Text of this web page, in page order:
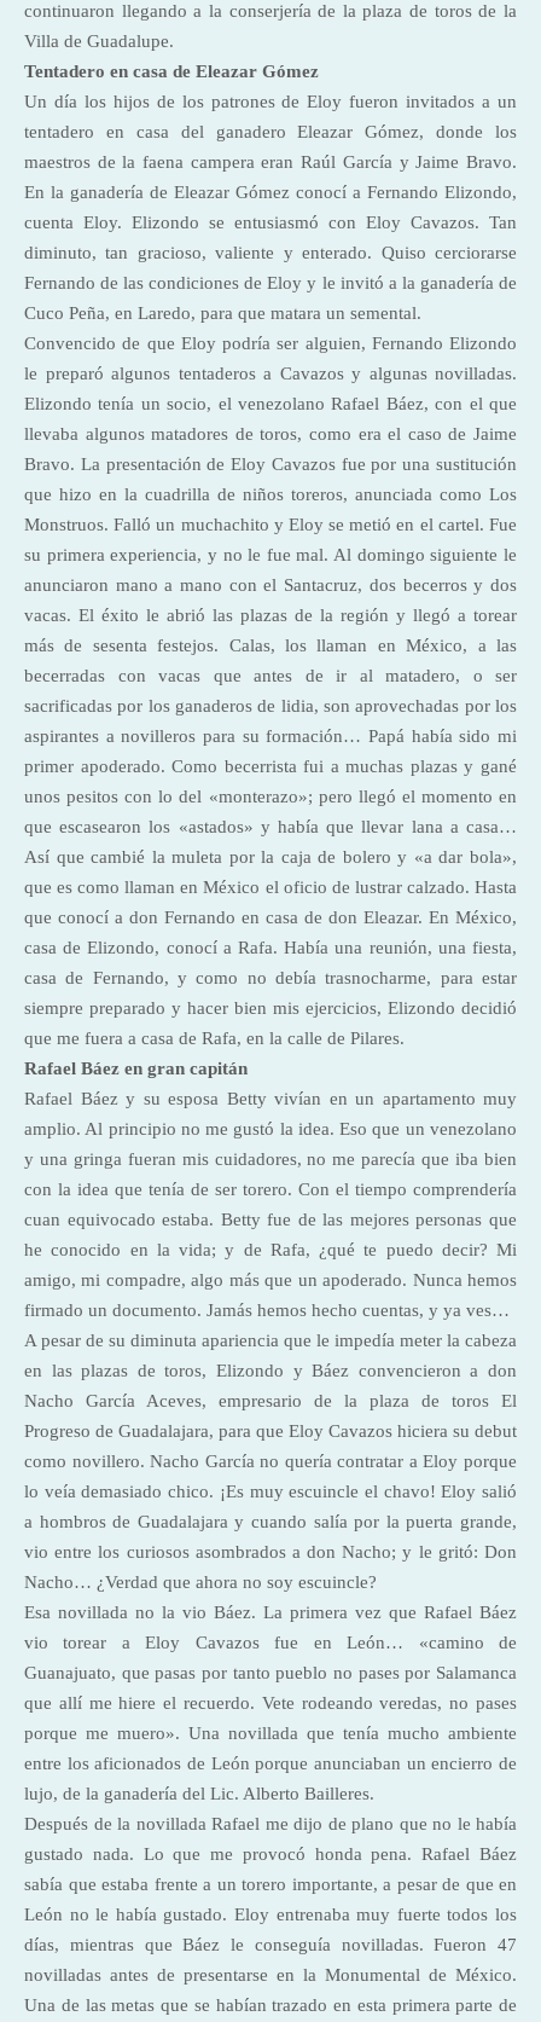
continuaron llegando a la conserjería de la plaza de toros de la
Villa de Guadalupe.
Tentadero en casa de Eleazar Gómez
Un día los hijos de los patrones de Eloy fueron invitados a un
tentadero en casa del ganadero Eleazar Gómez, donde los
maestros de la faena campera eran Raúl García y Jaime Bravo.
En la ganadería de Eleazar Gómez conocí a Fernando Elizondo,
cuenta Eloy. Elizondo se entusiasmó con Eloy Cavazos. Tan
diminuto, tan gracioso, valiente y enterado. Quiso cerciorarse
Fernando de las condiciones de Eloy y le invitó a la ganadería de
Cuco Peña, en Laredo, para que matara un semental.
Convencido de que Eloy podría ser alguien, Fernando Elizondo
le preparó algunos tentaderos a Cavazos y algunas novilladas.
Elizondo tenía un socio, el venezolano Rafael Báez, con el que
llevaba algunos matadores de toros, como era el caso de Jaime
Bravo. La presentación de Eloy Cavazos fue por una sustitución
que hizo en la cuadrilla de niños toreros, anunciada como Los
Monstruos. Falló un muchachito y Eloy se metió en el cartel. Fue
su primera experiencia, y no le fue mal. Al domingo siguiente le
anunciaron mano a mano con el Santacruz, dos becerros y dos
vacas. El éxito le abrió las plazas de la región y llegó a torear
más de sesenta festejos. Calas, los llaman en México, a las
becerradas con vacas que antes de ir al matadero, o ser
sacrificadas por los ganaderos de lidia, son aprovechadas por los
aspirantes a novilleros para su formación… Papá había sido mi
primer apoderado. Como becerrista fui a muchas plazas y gané
unos pesitos con lo del «monterazo»; pero llegó el momento en
que escasearon los «astados» y había que llevar lana a casa…
Así que cambié la muleta por la caja de bolero y «a dar bola»,
que es como llaman en México el oficio de lustrar calzado. Hasta
que conocí a don Fernando en casa de don Eleazar. En México,
casa de Elizondo, conocí a Rafa. Había una reunión, una fiesta,
casa de Fernando, y como no debía trasnocharme, para estar
siempre preparado y hacer bien mis ejercicios, Elizondo decidió
que me fuera a casa de Rafa, en la calle de Pilares.
Rafael Báez en gran capitán
Rafael Báez y su esposa Betty vivían en un apartamento muy
amplio. Al principio no me gustó la idea. Eso que un venezolano
y una gringa fueran mis cuidadores, no me parecía que iba bien
con la idea que tenía de ser torero. Con el tiempo comprendería
cuan equivocado estaba. Betty fue de las mejores personas que
he conocido en la vida; y de Rafa, ¿qué te puedo decir? Mi
amigo, mi compadre, algo más que un apoderado. Nunca hemos
firmado un documento. Jamás hemos hecho cuentas, y ya ves…
A pesar de su diminuta apariencia que le impedía meter la cabeza
en las plazas de toros, Elizondo y Báez convencieron a don
Nacho García Aceves, empresario de la plaza de toros El
Progreso de Guadalajara, para que Eloy Cavazos hiciera su debut
como novillero. Nacho García no quería contratar a Eloy porque
lo veía demasiado chico. ¡Es muy escuincle el chavo! Eloy salió
a hombros de Guadalajara y cuando salía por la puerta grande,
vio entre los curiosos asombrados a don Nacho; y le gritó: Don
Nacho… ¿Verdad que ahora no soy escuincle?
Esa novillada no la vio Báez. La primera vez que Rafael Báez
vio torear a Eloy Cavazos fue en León… «camino de
Guanajuato, que pasas por tanto pueblo no pases por Salamanca
que allí me hiere el recuerdo. Vete rodeando veredas, no pases
porque me muero». Una novillada que tenía mucho ambiente
entre los aficionados de León porque anunciaban un encierro de
lujo, de la ganadería del Lic. Alberto Bailleres.
Después de la novillada Rafael me dijo de plano que no le había
gustado nada. Lo que me provocó honda pena. Rafael Báez
sabía que estaba frente a un torero importante, a pesar de que en
León no le había gustado. Eloy entrenaba muy fuerte todos los
días, mientras que Báez le conseguía novilladas. Fueron 47
novilladas antes de presentarse en la Monumental de México.
Una de las metas que se habían trazado en esta primera parte de